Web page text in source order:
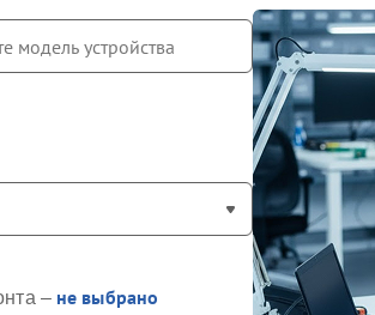
– не выбрано